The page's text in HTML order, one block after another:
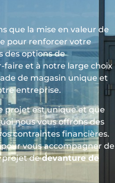
que la mise en valeur de
pour renforcer votre
des options de
faire et à notre large choix
de magasin unique et
entreprise.
projet est unique et que
nous vous offrons des
contraintes financières.
vous accompagner de
projet dedevanture de